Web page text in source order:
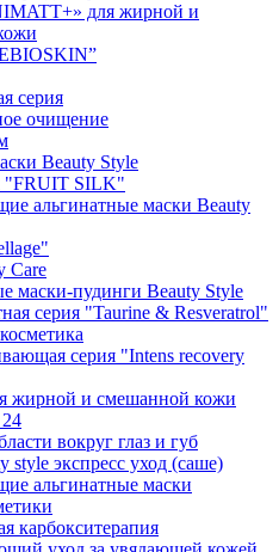
для жирной и
серия
очищение
Beauty Style
"FRUIT SILK"
альгинатные маски Beauty
Care
маски-пудинги Beauty Style
серия "Taurine & Resveratrol"
серия "Intens recovery
жирной и смешанной кожи
вокруг глаз и губ
style экспресс уход (саше)
альгинатные маски
карбокситерапия